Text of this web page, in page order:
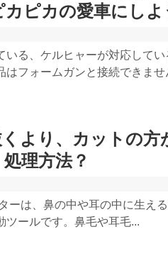
ピカの愛車にしよ
いる、ケルヒャーが対応して
フォームガンと接続できませ
より、カットの方
理方法？
ーは、鼻の中や耳の中に生え
ツールです。鼻毛や耳毛...